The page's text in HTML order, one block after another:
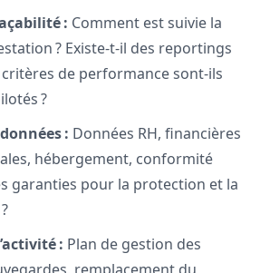
: Comment est suivie la
? Existe-t-il des reportings
critères de performance sont-ils
?
: Données RH, financières
hébergement, conformité
garanties pour la protection et la
: Plan de gestion des